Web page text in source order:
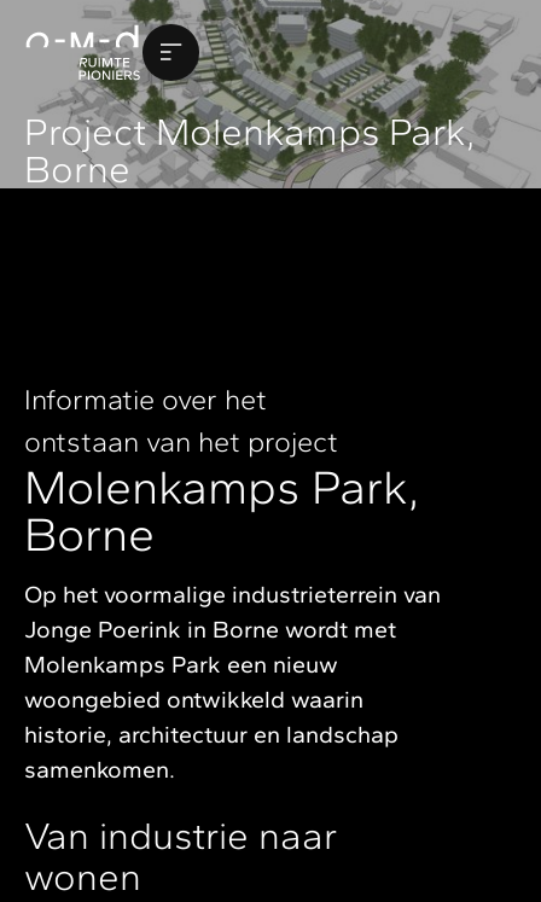
Project Molenkamps Park,
Borne
Informatie over het
ontstaan van het project
Molenkamps Park,
Borne
Op het voormalige industrieterrein van
Jonge Poerink in Borne wordt met
Molenkamps Park een nieuw
woongebied ontwikkeld waarin
historie, architectuur en landschap
samenkomen.
Van industrie naar
wonen